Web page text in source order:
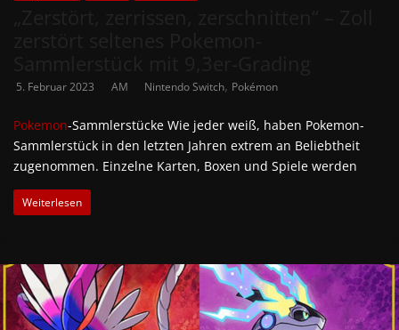
5. Februar 2023 AM Nintendo Switch, Pokémon
Pokemon-Sammlerstücke Wie jeder weiß, haben Pokemon-
Sammlerstück in den letzten Jahren extrem an Beliebtheit
zugenommen. Einzelne Karten, Boxen und Spiele werden
Weiterlesen